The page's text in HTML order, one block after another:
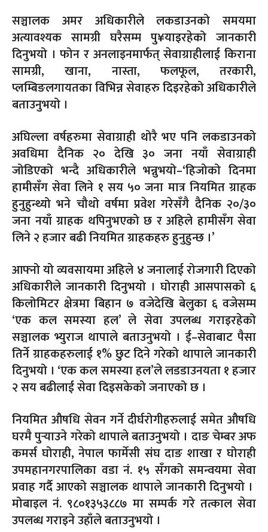
सञ्चालक अमर अधिकारीले लकडाउनको समयमा
अत्यावश्यक सामग्री घरैसम्म पु¥याइरहेको जानकारी
दिनुभयो । फोन र अनलाइनमार्फत् सेवाग्राहीलाई किराना
सामग्री, खाना, नास्ता, फलफूल, तरकारी,
प्लम्बिङलगायतका विभिन्न सेवाहरु दिइरहेको अधिकारीले
बताउनुभयो ।
अघिल्ला वर्षहरुमा सेवाग्राही थोरै भए पनि लकडाउनको
अवधिमा दैनिक २० देखि ३० जना नयाँ सेवाग्राही
जोडिएको भन्दै अधिकारीले भन्नुभयो–‘हिजोको दिनमा
हामीसँग सेवा लिने १ सय ५० जना मात्र नियमित ग्राहक
हुनुहुन्थ्यो भने चौथो वर्षमा प्रवेश गरेसँगै दैनिक २०/३०
जना नयाँ ग्राहक थपिनुभएको छ र अहिले हामीसँग सेवा
लिने २ हजार बढी नियमित ग्राहकहरु हुनुहुन्छ ।’
आफ्नो यो व्यवसायमा अहिले ४ जनालाई रोजगारी दिएको
अधिकारीले जानकारी दिनुभयो । घोराही आसपासको ६
किलोमिटर क्षेत्रमा बिहान ७ वजेदेखि बेलुका ६ वजेसम्म
‘एक कल समस्या हल’ ले सेवा उपलब्ध गराइरहेको
सञ्चालक भ्युराज थापाले बताउनुभयो । ई–सेवाबाट पैसा
तिर्ने ग्राहकहरुलाई १% छुट दिने गरेको थापाले जानकारी
दिनुभयो । ‘एक कल समस्या हल’ले लडडाउनयता १ हजार
२ सय बढीलाई सेवा दिइसकेको जनाएको छ ।
नियमित औषधि सेवन गर्ने दीर्घरोगीहरुलाई समेत औषधि
घरमै पुर्‍याउने गरेको थापाले बताउनुभयो । दाङ चेम्बर अफ
कमर्स घोराही, नेपाल फार्मेसी संघ दाङ शाखा र घोराही
उपमहानगरपालिका वडा नं. १५ सँगको समन्वयमा सेवा
प्रवाह गर्दै आएको सञ्चालक थापाले जानकारी दिनुभयो ।
मोबाइल नं. ९८०१३५३८८७ मा सम्पर्क गरे तत्काल सेवा
उपलब्ध गराइने उहाँले बताउनुभयो ।